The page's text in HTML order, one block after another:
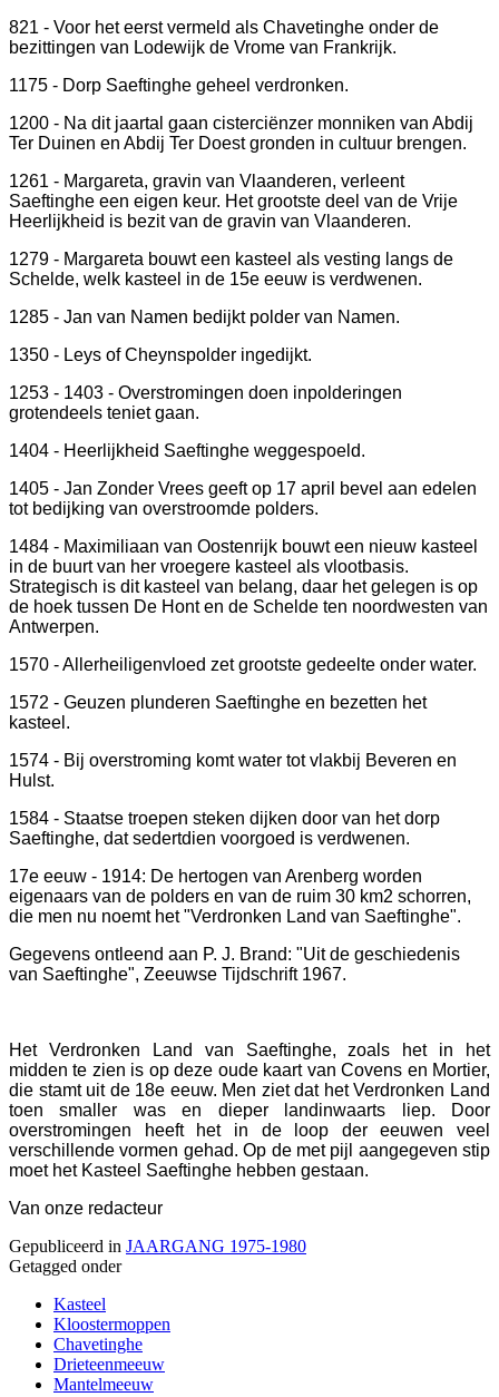
821 - Voor het eerst vermeld als Chavetinghe onder de
bezittingen van Lodewijk de Vrome van Frankrijk.
1175 - Dorp Saeftinghe geheel verdronken.
1200 - Na dit jaartal gaan cisterciënzer monniken van Abdij
Ter Duinen en Abdij Ter Doest gronden in cultuur brengen.
1261 - Margareta, gravin van Vlaanderen, verleent
Saeftinghe een eigen keur. Het grootste deel van de Vrije
Heerlijkheid is bezit van de gravin van Vlaanderen.
1279 - Margareta bouwt een kasteel als vesting langs de
Schelde, welk kasteel in de 15e eeuw is verdwenen.
1285 - Jan van Namen bedijkt polder van Namen.
1350 - Leys of Cheynspolder ingedijkt.
1253 - 1403 - Overstromingen doen inpolderingen
grotendeels teniet gaan.
1404 - Heerlijkheid Saeftinghe weggespoeld.
1405 - Jan Zonder Vrees geeft op 17 april bevel aan edelen
tot bedijking van overstroomde polders.
1484 - Maximiliaan van Oostenrijk bouwt een nieuw kasteel
in de buurt van her vroegere kasteel als vlootbasis.
Strategisch is dit kasteel van belang, daar het gelegen is op
de hoek tussen De Hont en de Schelde ten noordwesten van
Antwerpen.
1570 - Allerheiligenvloed zet grootste gedeelte onder water.
1572 - Geuzen plunderen Saeftinghe en bezetten het
kasteel.
1574 - Bij overstroming komt water tot vlakbij Beveren en
Hulst.
1584 - Staatse troepen steken dijken door van het dorp
Saeftinghe, dat sedertdien voorgoed is verdwenen.
17e eeuw - 1914: De hertogen van Arenberg worden
eigenaars van de polders en van de ruim 30 km2 schorren,
die men nu noemt het "Verdronken Land van Saeftinghe".
Gegevens ontleend aan P. J. Brand: "Uit de geschiedenis
van Saeftinghe", Zeeuwse Tijdschrift 1967.
Het Verdronken Land van Saeftinghe, zoals het in het
midden te zien is op deze oude kaart van Covens en Mortier,
die stamt uit de 18e eeuw. Men ziet dat het Verdronken Land
toen smaller was en dieper landinwaarts liep. Door
overstromingen heeft het in de loop der eeuwen veel
verschillende vormen gehad. Op de met pijl aangegeven stip
moet het Kasteel Saeftinghe hebben gestaan.
Van onze redacteur
Gepubliceerd in JAARGANG 1975-1980
Getagged onder
Kasteel
Kloostermoppen
Chavetinghe
Drieteenmeeuw
Mantelmeeuw